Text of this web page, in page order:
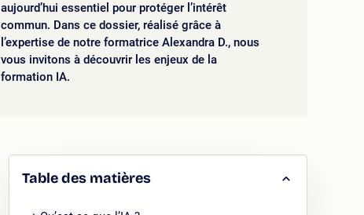
aujourd’hui essentiel pour protéger l’intérêt
commun. Dans ce dossier, réalisé grâce à
l’expertise de notre formatrice Alexandra D., nous
vous invitons à découvrir les enjeux de la
formation IA.
Table des matières